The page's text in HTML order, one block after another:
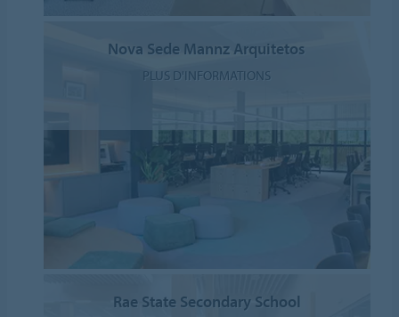
Nova Sede Mannz Arquitetos
PLUS D'INFORMATIONS
Rae State Secondary School